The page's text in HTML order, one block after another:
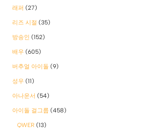
래퍼 (27)
리즈 시절 (35)
방송인 (152)
배우 (605)
버추얼 아이돌 (9)
성우 (11)
아나운서 (54)
아이돌 걸그룹 (458)
QWER (13)